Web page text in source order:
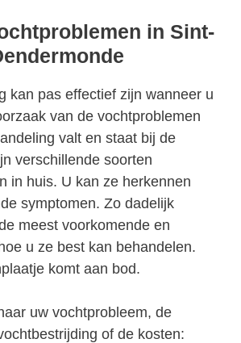
in Sint-
kan pas effectief zijn wanneer u
van de vochtproblemen
valt en staat bij de
verschillende soorten
in huis. U kan ze herkennen
symptomen. Zo dadelijk
meest voorkomende en
u ze best kan behandelen.
komt aan bod.
uw vochtprobleem, de
of de kosten: